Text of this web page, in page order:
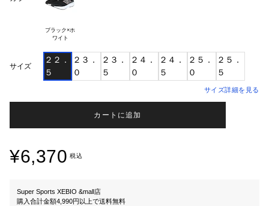
ブラック×ホ
サイズ
２２．
５
２３．
０
２３．
５
２４．
０
２４．
５
２５．
０
２５．
５
サイズ詳細を見る
カートに追加
¥6,370 税込
Super Sports XEBIO &mall店
購入合計金額4,990円以上で送料無料